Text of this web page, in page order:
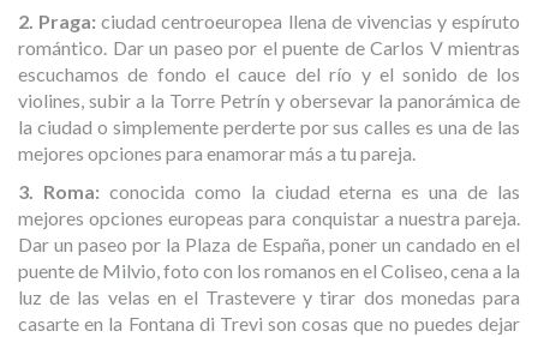
2. Praga: ciudad centroeuropea llena de vivencias y espíruto
romántico. Dar un paseo por el puente de Carlos V mientras
escuchamos de fondo el cauce del río y el sonido de los
violines, subir a la Torre Petrín y obersevar la panorámica de
la ciudad o simplemente perderte por sus calles es una de las
mejores opciones para enamorar más a tu pareja.
3. Roma: conocida como la ciudad eterna es una de las
mejores opciones europeas para conquistar a nuestra pareja.
Dar un paseo por la Plaza de España, poner un candado en el
puente de Milvio, foto con los romanos en el Coliseo, cena a la
luz de las velas en el Trastevere y tirar dos monedas para
casarte en la Fontana di Trevi son cosas que no puedes dejar